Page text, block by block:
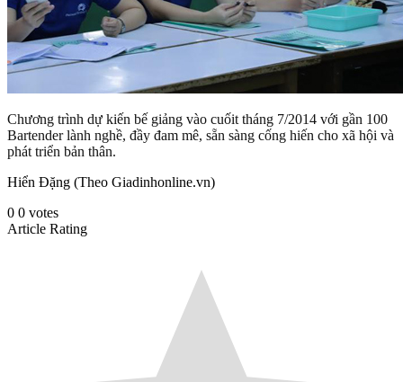
Chương trình dự kiến bế giảng vào cuốit tháng 7/2014 với gần 100
Bartender lành nghề, đầy đam mê, sẵn sàng cống hiến cho xã hội và
phát triển bản thân.
Hiển Đặng (Theo Giadinhonline.vn)
0 0 votes
Article Rating